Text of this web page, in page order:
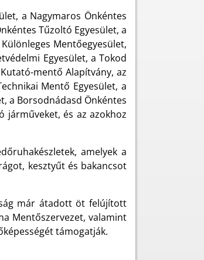
a Nagymaros Önkéntes
Tűzoltó Egyesület, a
Mentőegyesület,
Egyesület, a Tokod
mentő Alapítvány, az
Mentő Egyesület, a
a Borsodnádasd Önkéntes
járműveket, és az azokhoz
amelyek a
kesztyűt és bakancsot
már átadott öt felújított
Mentőszervezet, valamint
támogatják.